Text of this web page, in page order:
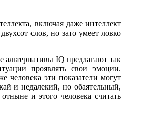
включая даже интеллект
слов, но зато умеет ловко
IQ предлагают так
проявлять свои эмоции.
эти показатели могут
и недалекий, но обаятельный,
и этого человека считать